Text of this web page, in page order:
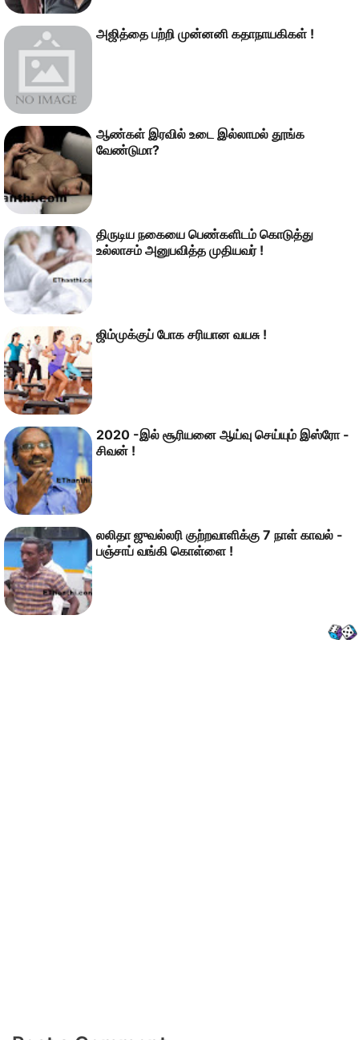
அஜித்தை பற்றி முன்னனி கதாநாயகிகள் !
ஆண்கள் இரவில் உடை இல்லாமல் தூங்க
வேண்டுமா?
திருடிய நகையை பெண்களிடம் கொடுத்து
உல்லாசம் அனுபவித்த முதியவர் !
ஜிம்முக்குப் போக சரியான வயசு !
2020 -இல் சூரியனை ஆய்வு செய்யும் இஸ்ரோ -
சிவன் !
லலிதா ஜுவல்லரி குற்றவாளிக்கு 7 நாள் காவல் -
பஞ்சாப் வங்கி கொள்ளை !